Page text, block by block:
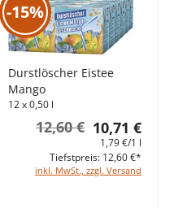
-15%
Durstlöscher Eistee
Mango
12 x 0,50 l
10,71 €
12,60 €
1,79 €/1 l
inkl. MwSt., zzgl. Versand
Tiefstpreis: 12,60 €*